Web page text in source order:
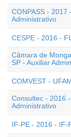
CONPASS - 2017
Administrativo
CESPE - 2016 -
Câmara de
SP - Auxiliar
COMVEST -
Consultec - 2016
Administrativo
IF-PE - 2016 - IF-